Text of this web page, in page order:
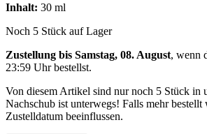
Inhalt: 30 ml
Noch 5 Stück auf Lager
Zustellung bis Samstag, 08. August, wenn
23:59 Uhrbestellst.
Von diesem Artikel sind nur noch 5 Stück in
Nachschub ist unterwegs! Falls mehr bestellt
Zustelldatum beeinflussen.